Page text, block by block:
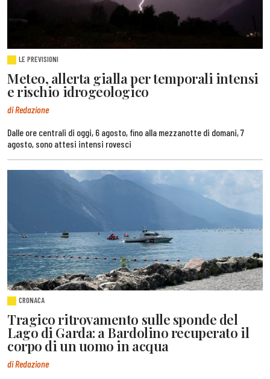
LE PREVISIONI
Meteo, allerta gialla per temporali intensi
e rischio idrogeologico
di Redazione
Dalle ore centrali di oggi, 6 agosto, fino alla mezzanotte di domani, 7
agosto, sono attesi intensi rovesci
CRONACA
Tragico ritrovamento sulle sponde del
Lago di Garda: a Bardolino recuperato il
corpo di un uomo in acqua
di Redazione